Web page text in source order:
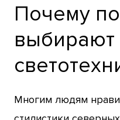
Почему
выбирают
Многим людям